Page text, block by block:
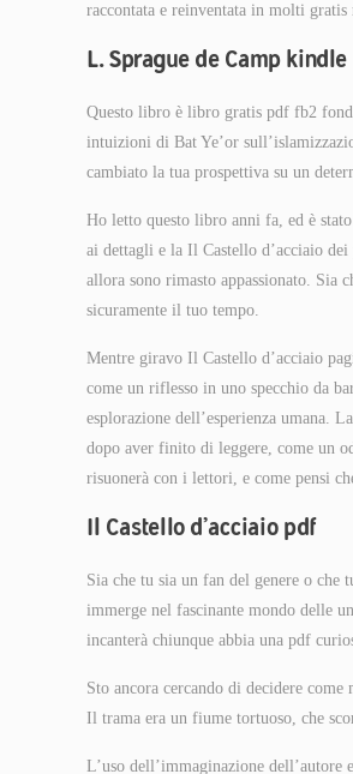
raccontata e reinventata in molti
L. Sprague de Camp kindle
Questo libro è libro gratis pdf fb2
intuizioni di Bat Ye’or
cambiato la tua prospettiva su un
Ho letto questo libro anni fa, ed è
ai dettagli e la Il Castello d’acciaio
allora sono rimasto appassionato. Sia
sicuramente il tuo tempo.
Mentre giravo Il Castello d’acciaio
come un riflesso in uno specchio da
esplorazione dell’esperienza umana.
dopo aver finito di leggere, come un
risuonerà con i lettori, e come pensi
Il Castello d’acciaio pdf
Sia che tu sia un fan del genere o che
immerge nel fascinante mondo delle
incanterà chiunque abbia una pdf
Sto ancora cercando di decidere
Il trama era un fiume tortuoso, che
L’uso dell’immaginazione dell’autore